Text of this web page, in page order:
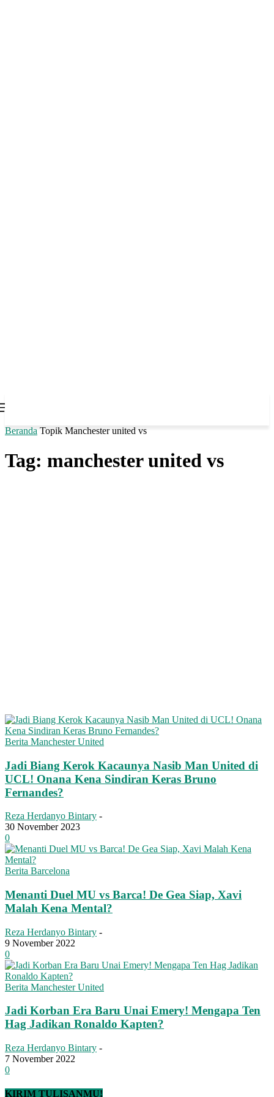
Beranda Topik Manchester united vs
Tag: manchester united vs
Berita Manchester United
Jadi Biang Kerok Kacaunya Nasib Man United di
UCL! Onana Kena Sindiran Keras Bruno
Fernandes?
Reza Herdanyo Bintary -
30 November 2023
0
Berita Barcelona
Menanti Duel MU vs Barca! De Gea Siap, Xavi
Malah Kena Mental?
Reza Herdanyo Bintary -
9 November 2022
0
Berita Manchester United
Jadi Korban Era Baru Unai Emery! Mengapa Ten
Hag Jadikan Ronaldo Kapten?
Reza Herdanyo Bintary -
7 November 2022
0
KIRIM TULISANMU!